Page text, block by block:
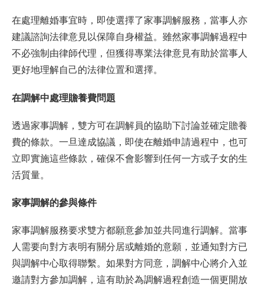
在處理離婚事宜時，即使選擇了家事調解服務，當事人亦
建議諮詢法律意見以保障自身權益。雖然家事調解過程中
不必強制由律師代理，但獲得專業法律意見有助於當事人
更好地理解自己的法律位置和選擇。
在調解中處理贍養費問題
透過家事調解，雙方可在調解員的協助下討論並確定贍養
費的條款。一旦達成協議，即使在離婚申請過程中，也可
立即實施這些條款，確保不會影響到任何一方或子女的生
活質量。
家事調解的參與條件
家事調解服務要求雙方都願意參加並共同進行調解。當事
人需要向對方表明有關分居或離婚的意願，並通知對方已
與調解中心取得聯繫。如果對方同意，調解中心將介入並
邀請對方參加調解，這有助於為調解過程創造一個更開放